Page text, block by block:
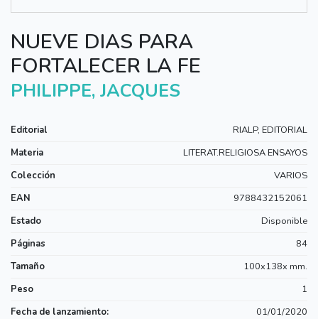
NUEVE DIAS PARA
FORTALECER LA FE
PHILIPPE, JACQUES
Editorial
RIALP, EDITORIAL
Materia
LITERAT.RELIGIOSA ENSAYOS
Colección
VARIOS
EAN
9788432152061
Estado
Disponible
Páginas
84
Tamaño
100x138x mm.
Peso
1
Fecha de lanzamiento:
01/01/2020